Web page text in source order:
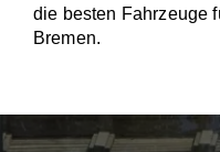
die besten Fahrzeuge
Bremen.